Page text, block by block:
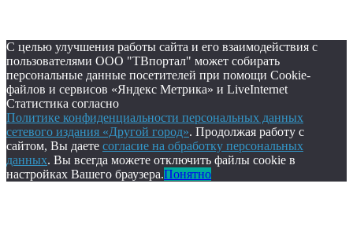
С целью улучшения работы сайта и его взаимодействия с
пользователями ООО "ТВпортал" может собирать
персональные данные посетителей при помощи Cookie-
файлов и сервисов «Яндекс Метрика» и LiveInternet
Статистика согласно
Политике конфиденциальности персональных данных
сетевого издания «Другой город». Продолжая работу с
сайтом, Вы даете согласие на обработку персональных
данных. Вы всегда можете отключить файлы cookie в
настройках Вашего браузера.Понятно